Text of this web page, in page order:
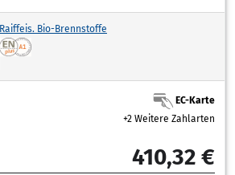
Raiffeis. Bio-Brennstoffe
EC-Karte
+2 Weitere Zahlarten
410,32 €